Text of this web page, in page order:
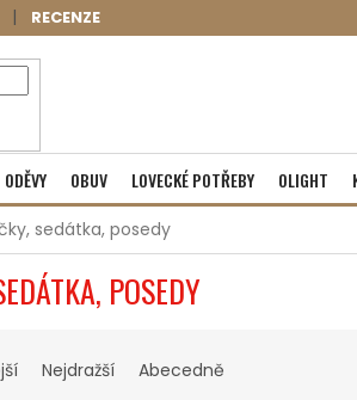
RECENZE
NÁKUPNÍ
KOŠÍK
Prázdný košík
ODĚVY OBUV LOVECKÉ POTŘEBY OLIGHT
sedátka, posedy
POSEDY
Nejdražší Abecedně